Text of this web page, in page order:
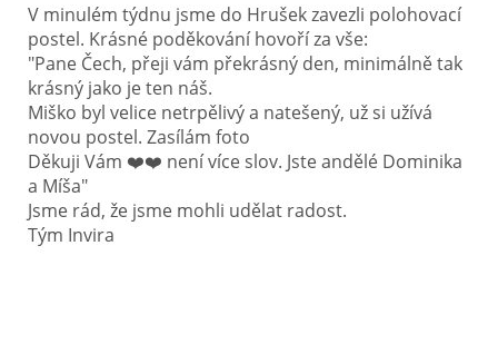
V minulém týdnu jsme do Hrušek zavezli polohovací
postel. Krásné poděkování hovoří za vše:
"Pane Čech, přeji vám překrásný den, minimálně tak
krásný jako je ten náš.
Miško byl velice netrpělivý a natešený, už si užívá
novou postel. Zasílám foto
Děkuji Vám ❤️❤️ není více slov. Jste andělé Dominika
a Míša"
Jsme rád, že jsme mohli udělat radost.
Tým Invira